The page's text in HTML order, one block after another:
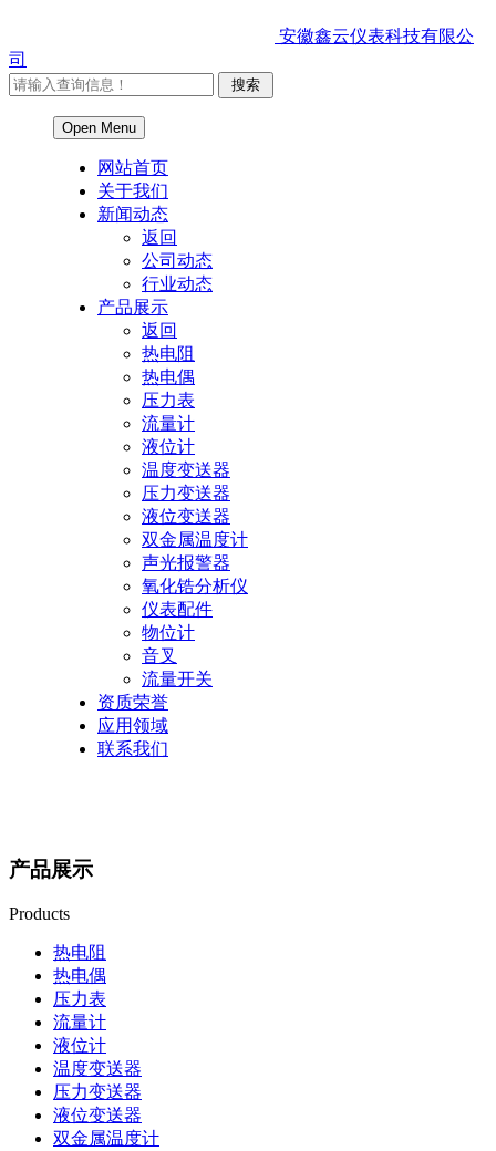
安徽鑫云仪表科技有限公
司
Open Menu
网站首页
关于我们
新闻动态
返回
公司动态
行业动态
产品展示
返回
热电阻
热电偶
压力表
流量计
液位计
温度变送器
压力变送器
液位变送器
双金属温度计
声光报警器
氧化锆分析仪
仪表配件
物位计
音叉
流量开关
资质荣誉
应用领域
联系我们
产品展示
Products
热电阻
热电偶
压力表
流量计
液位计
温度变送器
压力变送器
液位变送器
双金属温度计